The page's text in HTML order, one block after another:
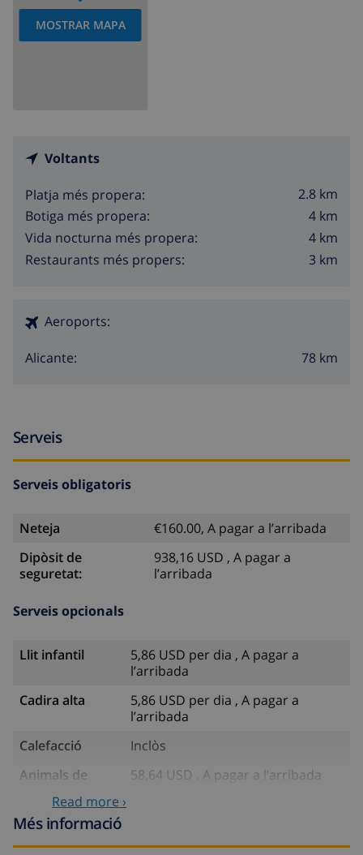
MOSTRAR MAPA
Voltants
Platja més propera:
2.8 km
Botiga més propera:
4 km
Vida nocturna més propera:
4 km
Restaurants més propers:
3 km
Aeroports:
Alicante: 78 km
Serveis
Serveis obligatoris
Neteja
€160.00, A pagar a l’arribada
Dipòsit de
seguretat:
938,16 USD , A pagar a
l’arribada
Serveis opcionals
Llit infantil
5,86 USD per dia , A pagar a
l’arribada
Cadira alta
5,86 USD per dia , A pagar a
l’arribada
Calefacció
Inclòs
Animals de
58,64 USD , A pagar a l’arribada
Arribada amb
Read more ›
Més informació